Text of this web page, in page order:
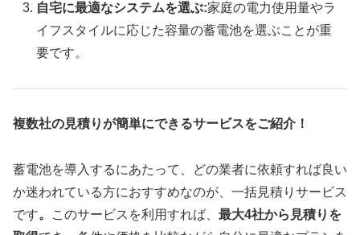
自宅に最適なシステムを選ぶ:家庭の電力使用量やラ
イフスタイルに応じた容量の蓄電池を選ぶことが重
要です。
複数社の見積りが簡単にできるサービスをご紹介！
蓄電池を導入するにあたって、どの業者に依頼すれば良い
か迷われている方におすすめなのが、一括見積りサービス
です。 このサービスを利用すれば、 最大4社から見積りを